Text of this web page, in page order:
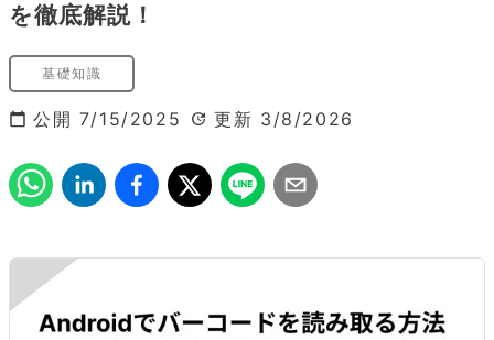
を徹底解説！
基礎知識
公開 7/15/2025 更新 3/8/2026